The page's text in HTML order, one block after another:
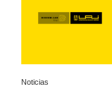
Noticias